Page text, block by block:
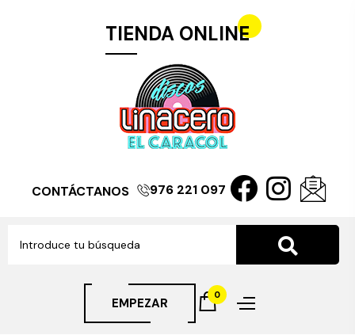
TIENDA ONLINE
CONTÁCTANOS 976 221 097
EMPEZAR
0